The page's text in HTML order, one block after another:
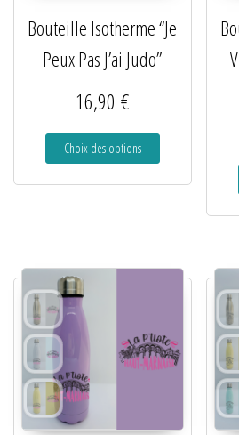
Bouteille Isotherme “Je
Peux Pas J’ai Judo”
16,90 €
Choix des options